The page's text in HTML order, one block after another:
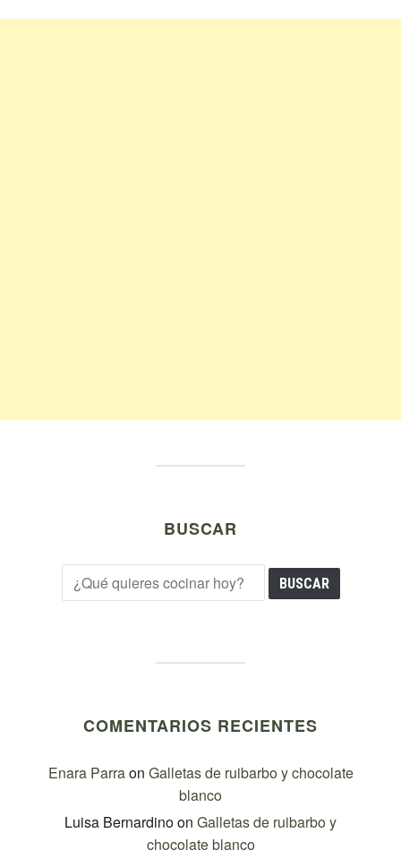
BUSCAR
COMENTARIOS RECIENTES
Enara Parraon Galletas de ruibarbo y chocolate
blanco
Luisa Bernardinoon Galletas de ruibarbo y
chocolate blanco